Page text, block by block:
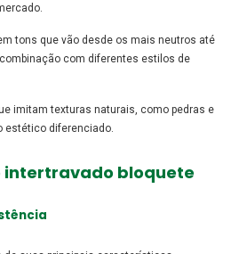
tons que vão desde os mais neutros até
com diferentes estilos de
imitam texturas naturais, como pedras e
estético diferenciado.
intertravado bloquete